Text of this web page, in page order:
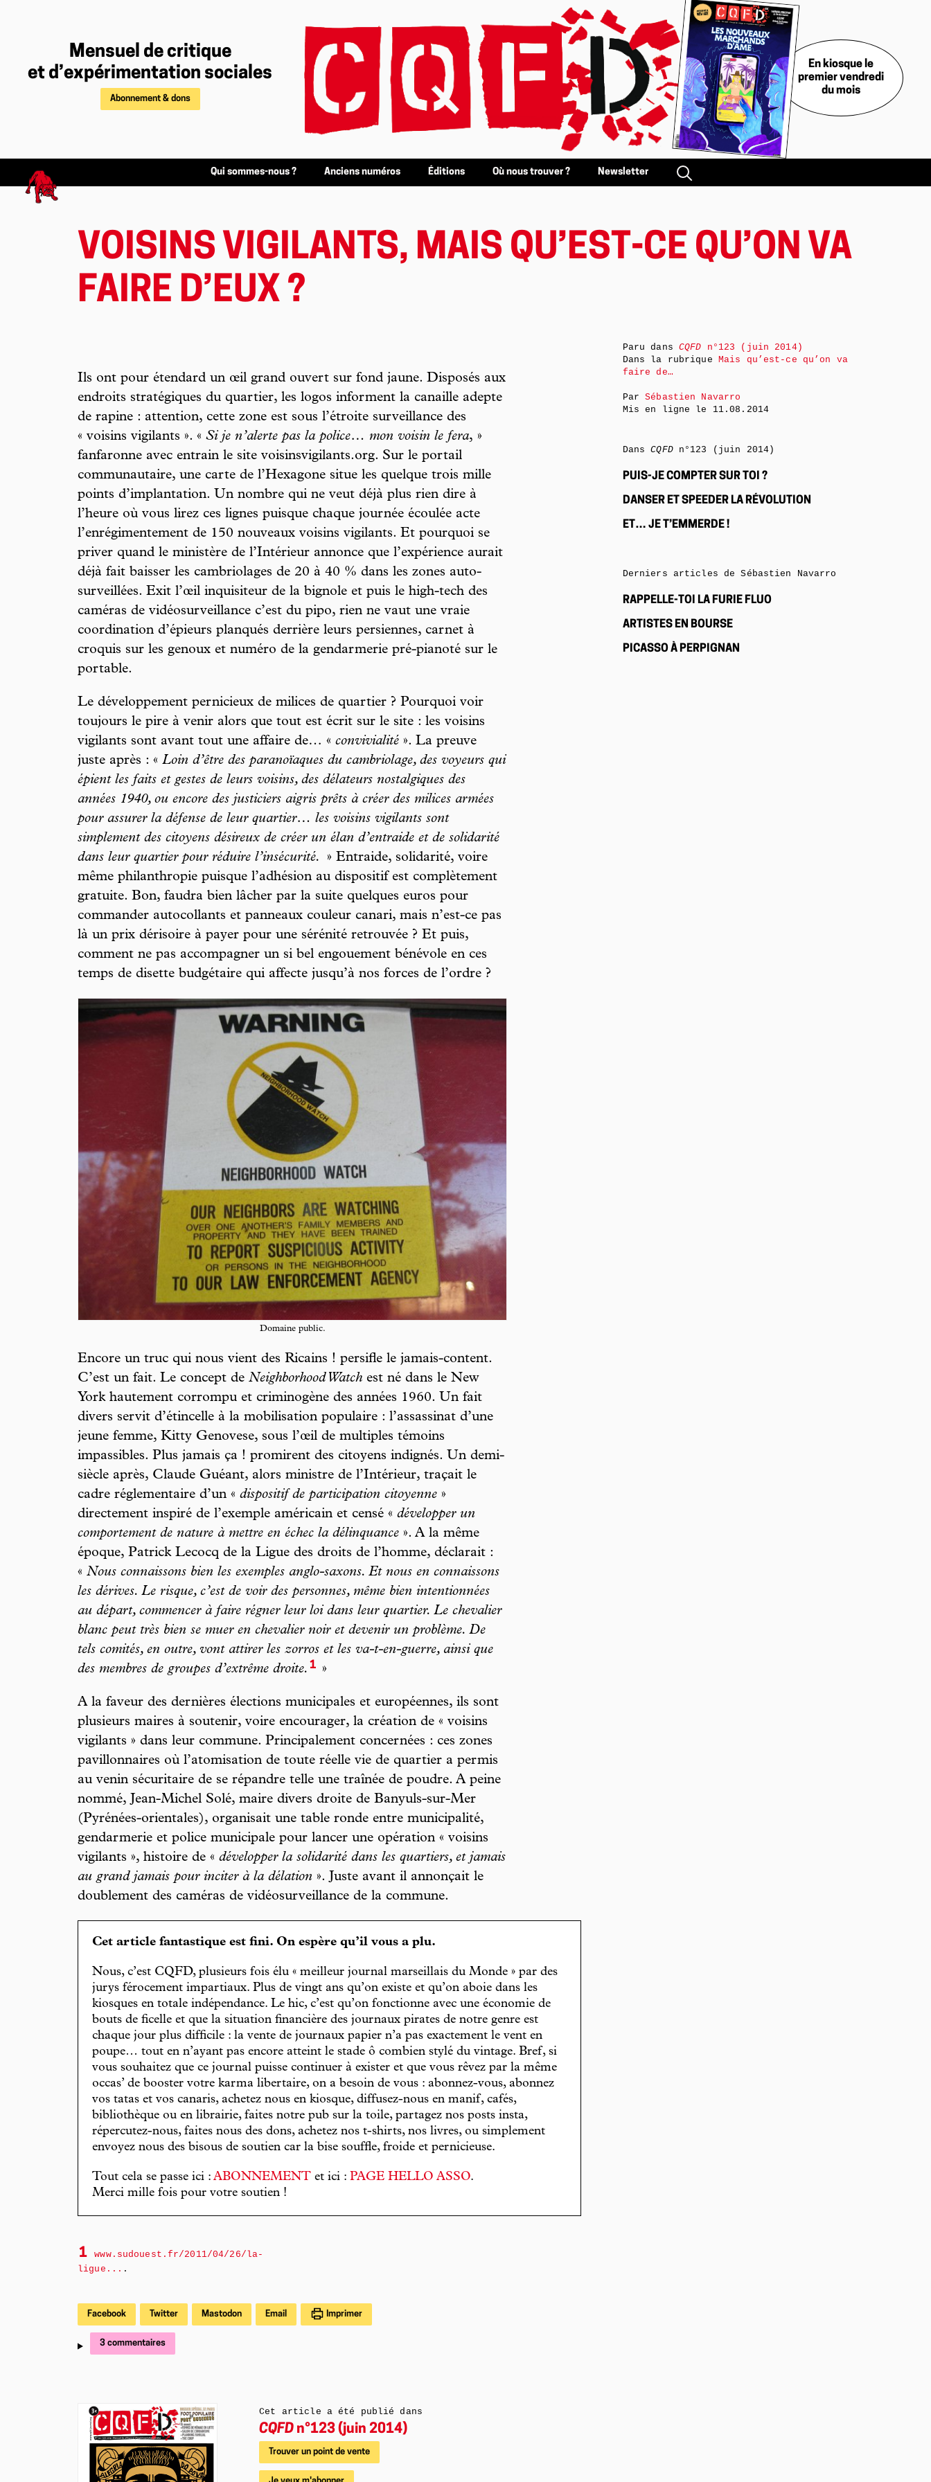
Mensuel de critique
et d’expérimentation sociales
Abonnement & dons
En kiosque le
premier vendredi
du mois
Qui sommes-nous ? Anciens numéros Éditions Où nous trouver ? Newsletter
VOISINS VIGILANTS, MAIS QU’EST-CE QU’ON VA
FAIRE D’EUX ?
Ils ont pour étendard un œil grand ouvert sur fond jaune. Disposés aux
endroits stratégiques du quartier, les logos informent la canaille adepte
de rapine : attention, cette zone est sous l’étroite surveillance des
« voisins vigilants ». « Si je n’alerte pas la police… mon voisin le fera, »
fanfaronne avec entrain le site voisinsvigilants.org. Sur le portail
communautaire, une carte de l’Hexagone situe les quelque trois mille
points d’implantation. Un nombre qui ne veut déjà plus rien dire à
l’heure où vous lirez ces lignes puisque chaque journée écoulée acte
l’enrégimentement de 150 nouveaux voisins vigilants. Et pourquoi se
priver quand le ministère de l’Intérieur annonce que l’expérience aurait
déjà fait baisser les cambriolages de 20 à 40 % dans les zones auto-
surveillées. Exit l’œil inquisiteur de la bignole et puis le high-tech des
caméras de vidéosurveillance c’est du pipo, rien ne vaut une vraie
coordination d’épieurs planqués derrière leurs persiennes, carnet à
croquis sur les genoux et numéro de la gendarmerie pré-pianoté sur le
portable.
Le développement pernicieux de milices de quartier ? Pourquoi voir
toujours le pire à venir alors que tout est écrit sur le site : les voisins
vigilants sont avant tout une affaire de… « convivialité ». La preuve
juste après : « Loin d’être des paranoïaques du cambriolage, des voyeurs qui
épient les faits et gestes de leurs voisins, des délateurs nostalgiques des
années 1940, ou encore des justiciers aigris prêts à créer des milices armées
pour assurer la défense de leur quartier… les voisins vigilants sont
simplement des citoyens désireux de créer un élan d’entraide et de solidarité
dans leur quartier pour réduire l’insécurité. » Entraide, solidarité, voire
même philanthropie puisque l’adhésion au dispositif est complètement
gratuite. Bon, faudra bien lâcher par la suite quelques euros pour
commander autocollants et panneaux couleur canari, mais n’est-ce pas
là un prix dérisoire à payer pour une sérénité retrouvée ? Et puis,
comment ne pas accompagner un si bel engouement bénévole en ces
temps de disette budgétaire qui affecte jusqu’à nos forces de l’ordre ?
Domaine public.
Encore un truc qui nous vient des Ricains ! persifle le jamais-content.
C’est un fait. Le concept de Neighborhood Watch est né dans le New
York hautement corrompu et criminogène des années 1960. Un fait
divers servit d’étincelle à la mobilisation populaire : l’assassinat d’une
jeune femme, Kitty Genovese, sous l’œil de multiples témoins
impassibles. Plus jamais ça ! promirent des citoyens indignés. Un demi-
siècle après, Claude Guéant, alors ministre de l’Intérieur, traçait le
cadre réglementaire d’un « dispositif de participation citoyenne »
directement inspiré de l’exemple américain et censé « développer un
comportement de nature à mettre en échec la délinquance ». A la même
époque, Patrick Lecocq de la Ligue des droits de l’homme, déclarait :
« Nous connaissons bien les exemples anglo-saxons. Et nous en connaissons
les dérives. Le risque, c’est de voir des personnes, même bien intentionnées
au départ, commencer à faire régner leur loi dans leur quartier. Le chevalier
blanc peut très bien se muer en chevalier noir et devenir un problème. De
tels comités, en outre, vont attirer les zorros et les va-t-en-guerre, ainsi que
des membres de groupes d’extrême droite. 1 »
A la faveur des dernières élections municipales et européennes, ils sont
plusieurs maires à soutenir, voire encourager, la création de « voisins
vigilants » dans leur commune. Principalement concernées : ces zones
pavillonnaires où l’atomisation de toute réelle vie de quartier a permis
au venin sécuritaire de se répandre telle une traînée de poudre. A peine
nommé, Jean-Michel Solé, maire divers droite de Banyuls-sur-Mer
(Pyrénées-orientales), organisait une table ronde entre municipalité,
gendarmerie et police municipale pour lancer une opération « voisins
vigilants », histoire de « développer la solidarité dans les quartiers, et jamais
au grand jamais pour inciter à la délation ». Juste avant il annonçait le
doublement des caméras de vidéosurveillance de la commune.
Cet article fantastique est fini. On espère qu’il vous a plu.
Nous, c’est CQFD, plusieurs fois élu « meilleur journal marseillais du Monde » par des
jurys férocement impartiaux. Plus de vingt ans qu’on existe et qu’on aboie dans les
kiosques en totale indépendance. Le hic, c’est qu’on fonctionne avec une économie de
bouts de ficelle et que la situation financière des journaux pirates de notre genre est
chaque jour plus difficile : la vente de journaux papier n’a pas exactement le vent en
poupe… tout en n’ayant pas encore atteint le stade ô combien stylé du vintage. Bref, si
vous souhaitez que ce journal puisse continuer à exister et que vous rêvez par la même
occas’ de booster votre karma libertaire, on a besoin de vous : abonnez-vous, abonnez
vos tatas et vos canaris, achetez nous en kiosque, diffusez-nous en manif, cafés,
bibliothèque ou en librairie, faites notre pub sur la toile, partagez nos posts insta,
répercutez-nous, faites nous des dons, achetez nos t-shirts, nos livres, ou simplement
envoyez nous des bisous de soutien car la bise souffle, froide et pernicieuse.
Tout cela se passe ici : ABONNEMENT et ici : PAGE HELLO ASSO.
Merci mille fois pour votre soutien !
1
www.sudouest.fr/2011/04/26/la-
ligue... .
Facebook Twitter Mastodon Email Imprimer
3 commentaires
Cet article a été publié dans
CQFD n°123 (juin 2014)
Trouver un point de vente
Paru dans CQFD n°123 (juin 2014)
Dans la rubrique Mais qu’est-ce qu’on va
faire de…
ParSébastien Navarro
Mis en ligne le 11.08.2014
DansCQFDn°123 (juin 2014)
PUIS-JE COMPTER SUR TOI ?
DANSER ET SPEEDER LA RÉVOLUTION
ET… JE T’EMMERDE !
Derniers articles de Sébastien Navarro
RAPPELLE-TOI LA FURIE FLUO
ARTISTES EN BOURSE
PICASSO À PERPIGNAN